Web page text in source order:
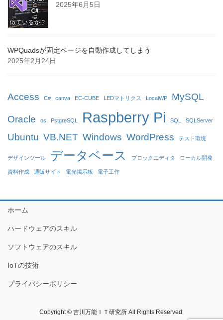
2025年6月5日
WPQuadsが固定ページを自動作成してしまう
2025年2月24日
Access C# canva EC-CUBE LEDマトリクス LocalWP MySQL
Oracle os PstgreSQL Raspberry Pi SQL SQLServer
Ubuntu VB.NET Windows WordPress テスト環境
デザインツール データベース ブロックエディタ ローカル開発
資料作成 通販サイト 電光掲示板 電子工作
ホーム
ハードウェアのスキル
ソフトウェアのスキル
IoTの技術
プライバシーポリシー
Copyright © 吉川万能ＩＴ研究所 All Rights Reserved.